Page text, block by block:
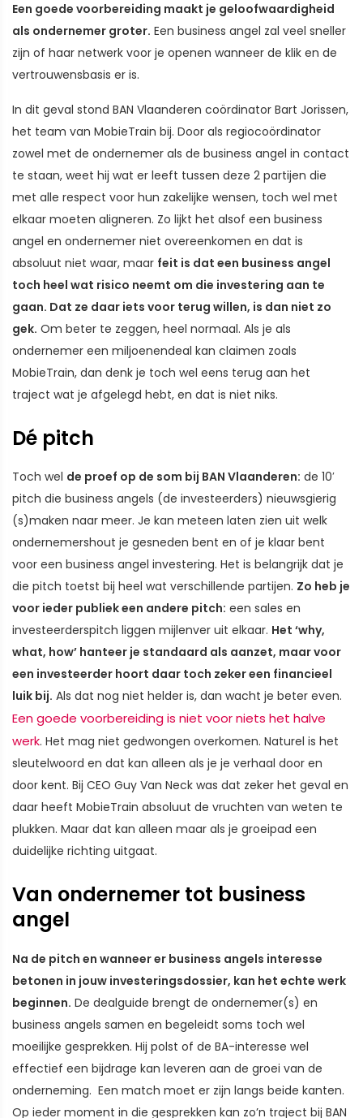
Een goede voorbereiding maakt je geloofwaardigheid
als ondernemer groter. Een business angel zal veel sneller
zijn of haar netwerk voor je openen wanneer de klik en de
vertrouwensbasis er is.
In dit geval stond BAN Vlaanderen coördinator Bart Jorissen,
het team van MobieTrain bij. Door als regiocoördinator
zowel met de ondernemer als de business angel in contact
te staan, weet hij wat er leeft tussen deze 2 partijen die
met alle respect voor hun zakelijke wensen, toch wel met
elkaar moeten aligneren. Zo lijkt het alsof een business
angel en ondernemer niet overeenkomen en dat is
absoluut niet waar, maar feit is dat een business angel
toch heel wat risico neemt om die investering aan te
gaan. Dat ze daar iets voor terug willen, is dan niet zo
gek. Om beter te zeggen, heel normaal. Als je als
ondernemer een miljoenendeal kan claimen zoals
MobieTrain, dan denk je toch wel eens terug aan het
traject wat je afgelegd hebt, en dat is niet niks.
Dé pitch
Toch wel de proef op de som bij BAN Vlaanderen: de 10′
pitch die business angels (de investeerders) nieuwsgierig
(s)maken naar meer. Je kan meteen laten zien uit welk
ondernemershout je gesneden bent en of je klaar bent
voor een business angel investering. Het is belangrijk dat je
die pitch toetst bij heel wat verschillende partijen. Zo heb je
voor ieder publiek een andere pitch: een sales en
investeerderspitch liggen mijlenver uit elkaar. Het ‘why,
what, how’ hanteer je standaard als aanzet, maar voor
een investeerder hoort daar toch zeker een financieel
luik bij. Als dat nog niet helder is, dan wacht je beter even.
Een goede voorbereiding is niet voor niets het halve
werk. Het mag niet gedwongen overkomen. Naturel is het
sleutelwoord en dat kan alleen als je je verhaal door en
door kent. Bij CEO Guy Van Neck was dat zeker het geval en
daar heeft MobieTrain absoluut de vruchten van weten te
plukken. Maar dat kan alleen maar als je groeipad een
duidelijke richting uitgaat.
Van ondernemer tot business
angel
Na de pitch en wanneer er business angels interesse
betonen in jouw investeringsdossier, kan het echte werk
beginnen. De dealguide brengt de ondernemer(s) en
business angels samen en begeleidt soms toch wel
moeilijke gesprekken. Hij polst of de BA-interesse wel
effectief een bijdrage kan leveren aan de groei van de
onderneming. Een match moet er zijn langs beide kanten.
Op ieder moment in die gesprekken kan zo’n traject bij BAN